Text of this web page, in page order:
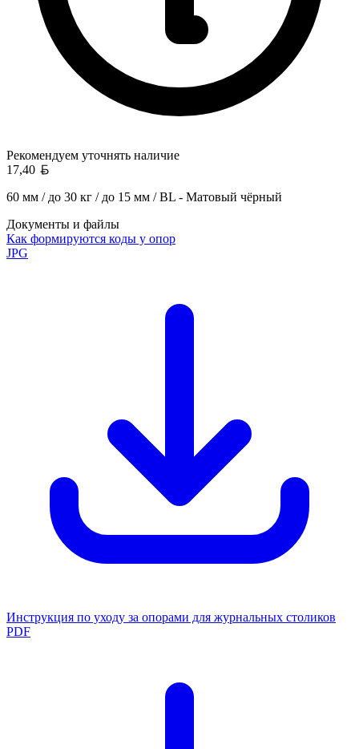
Рекомендуем уточнять наличие
17,40
60 мм / до 30 кг / до 15 мм / BL - Матовый чёрный
Документы и файлы
Как формируются коды у опор
JPG
Инструкция по уходу за опорами для журнальных столиков
PDF